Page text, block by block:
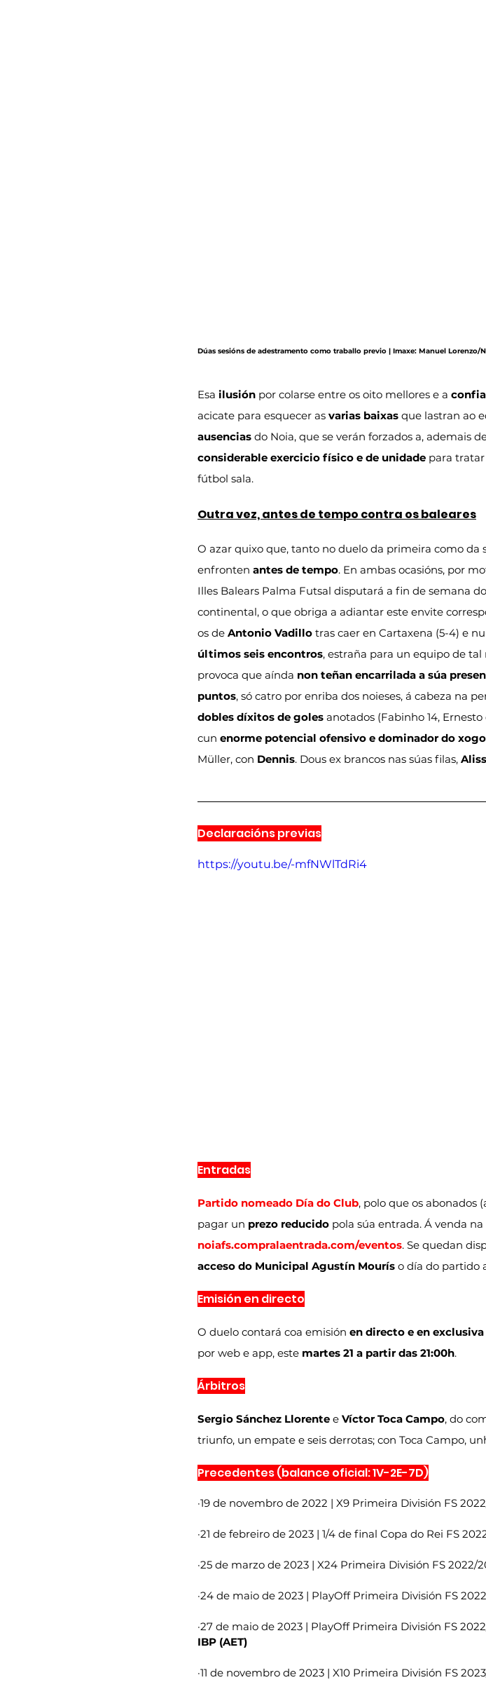
Dúas sesións de adestramento como traballo previo | Imaxe: Manuel Lorenzo/
Esa ilusión por colarse entre os oito mellores e a
acicate para esquecer as varias baixas que lastran ao
ausencias do Noia, que se verán forzados a, ademais
considerable exercicio físico e de unidade para
fútbol sala.
Outra vez, antes de tempo contra os baleares
O azar quixo que, tanto no duelo da primeira como da
enfronten antes de tempo. En ambas ocasións, por
Illes Balears Palma Futsal disputará a fin de semana
continental, o que obriga a adiantar este envite
os de Antonio Vadillo tras caer en Cartaxena (5-4) e
últimos seis encontros, estraña para un equipo de
provoca que aínda non teñan encarrilada a súa
puntos, só catro por enriba dos noieses, á cabeza na
dobles díxitos de goles anotados (Fabinho 14, Ernesto
cun enorme potencial ofensivo e dominador do
Müller, con Dennis. Dous ex brancos nas súas filas,
Declaracións previas
https://youtu.be/-mfNWlTdRi4
Entradas
Partido nomeado Día do Club, polo que os abonados
pagar un prezo reducido pola súa entrada. Á venda
noiafs.compralaentrada.com/eventos. Se quedan
acceso do Municipal Agustín Mourís o día do partido
Emisión en directo
O duelo contará coa emisión en directo e en exclusiva
por web e app, este martes 21 a partir das 21:00h.
Árbitros
Sergio Sánchez Llorente e Víctor Toca Campo, do
triunfo, un empate e seis derrotas; con Toca Campo,
Precedentes (balance oficial: 1V-2E-7D)
·19 de novembro de 2022 | X9 Primeira División FS
·21 de febreiro de 2023 | 1/4 de final Copa do Rei FS
·25 de marzo de 2023 | X24 Primeira División FS 2022/
·24 de maio de 2023 | PlayOff Primeira División FS
·27 de maio de 2023 | PlayOff Primeira División FS
IBP (AET)
·11 de novembro de 2023 | X10 Primeira División FS